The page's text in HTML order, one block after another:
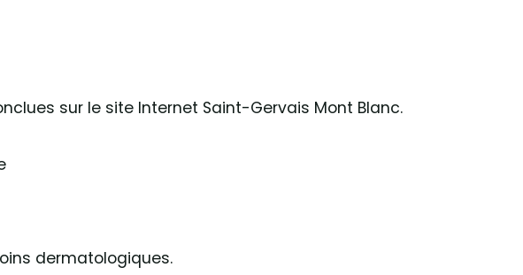
sur le site Internet Saint-Gervais Mont Blanc.
dermatologiques.